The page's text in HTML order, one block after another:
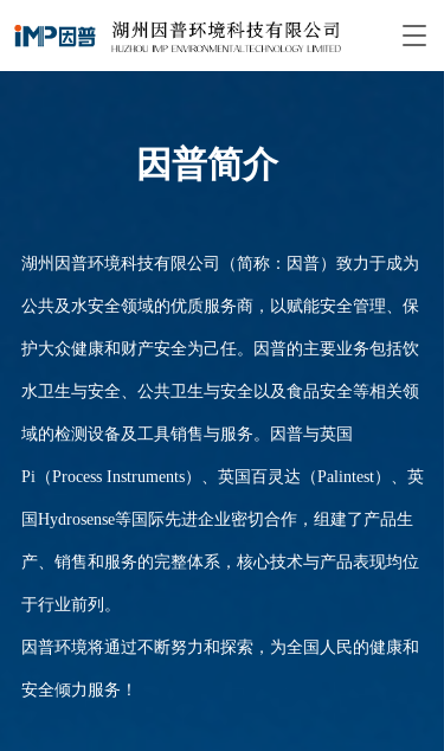
T
g
a
t
i
n
因普简介
湖州因普环境科技有限公司（简称：因普）致力于成为
公共及水安全领域的优质服务商，以赋能安全管理、保
护大众健康和财产安全为己任。因普的主要业务包括饮
水卫生与安全、公共卫生与安全以及食品安全等相关领
域的检测设备及工具销售与服务。因普与英国
Pi（Process Instruments）、英国百灵达（Palintest）、英
国Hydrosense等国际先进企业密切合作，组建了产品生
产、销售和服务的完整体系，核心技术与产品表现均位
于行业前列。
因普环境将通过不断努力和探索，为全国人民的健康和
安全倾力服务！